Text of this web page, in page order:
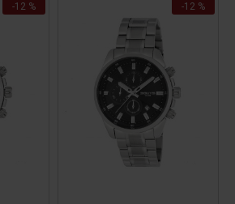
-12 % -12 %